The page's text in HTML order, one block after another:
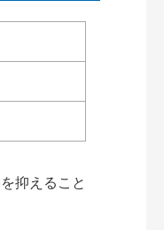
抑えること